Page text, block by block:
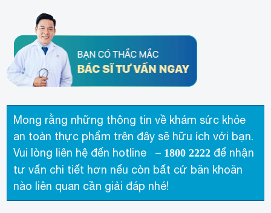
Mong rằng những thông tin về khám sức khỏe
an toàn thực phẩm trên đây sẽ hữu ích với bạn.
Vui lòng liên hệ đến hotline – 1800 2222 để nhận
tư vấn chi tiết hơn nếu còn bất cứ băn khoăn
nào liên quan cần giải đáp nhé!